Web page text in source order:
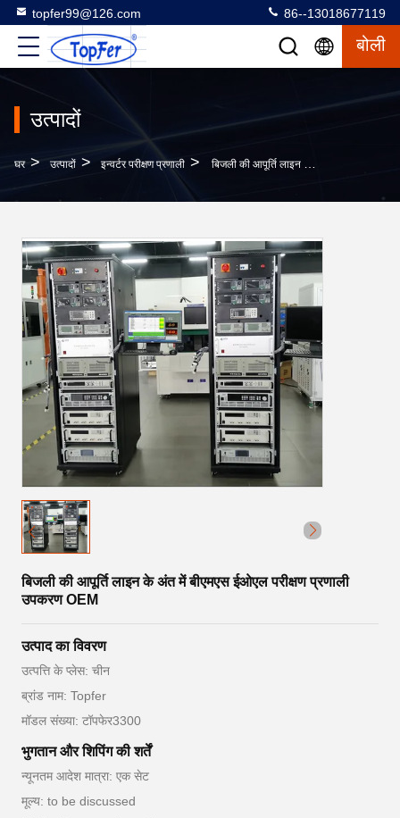
topfer99@126.com 86--13018677119
बोली
उत्पादों
घर > उत्पादों > इन्वर्टर परीक्षण प्रणाली > बिजली की आपूर्ति लाइन के अंत में बीएमएस ईओएल परीक्षण प्रणाली उपकरण OEM
बिजली की आपूर्ति लाइन के अंत में बीएमएस ईओएल परीक्षण प्रणाली
उपकरण OEM
उत्पाद का विवरण
उत्पत्ति के प्लेस: चीन
ब्रांड नाम: Topfer
मॉडल संख्या: टॉपफेर3300
भुगतान और शिपिंग की शर्तें
न्यूनतम आदेश मात्रा: एक सेट
मूल्य: to be discussed